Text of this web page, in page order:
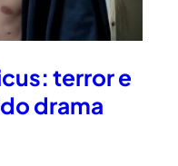
terror e
drama